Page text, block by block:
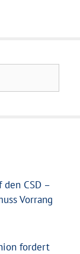
den CSD –
Vorrang
fordert